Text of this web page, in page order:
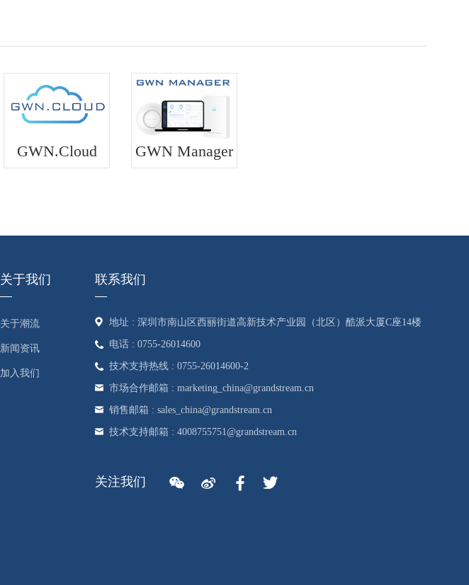
GWN.Cloud GWN Manager
关于我们
关于潮流
新闻资讯
加入我们
联系我们
地址 : 深圳市南山区西丽街道高新技术产业园（北区）酷派大厦C座14楼
电话 : 0755-26014600
技术支持热线 : 0755-26014600-2
市场合作邮箱 : marketing_china@grandstream.cn
销售邮箱 : sales_china@grandstream.cn
技术支持邮箱 : 4008755751@grandstream.cn
关注我们